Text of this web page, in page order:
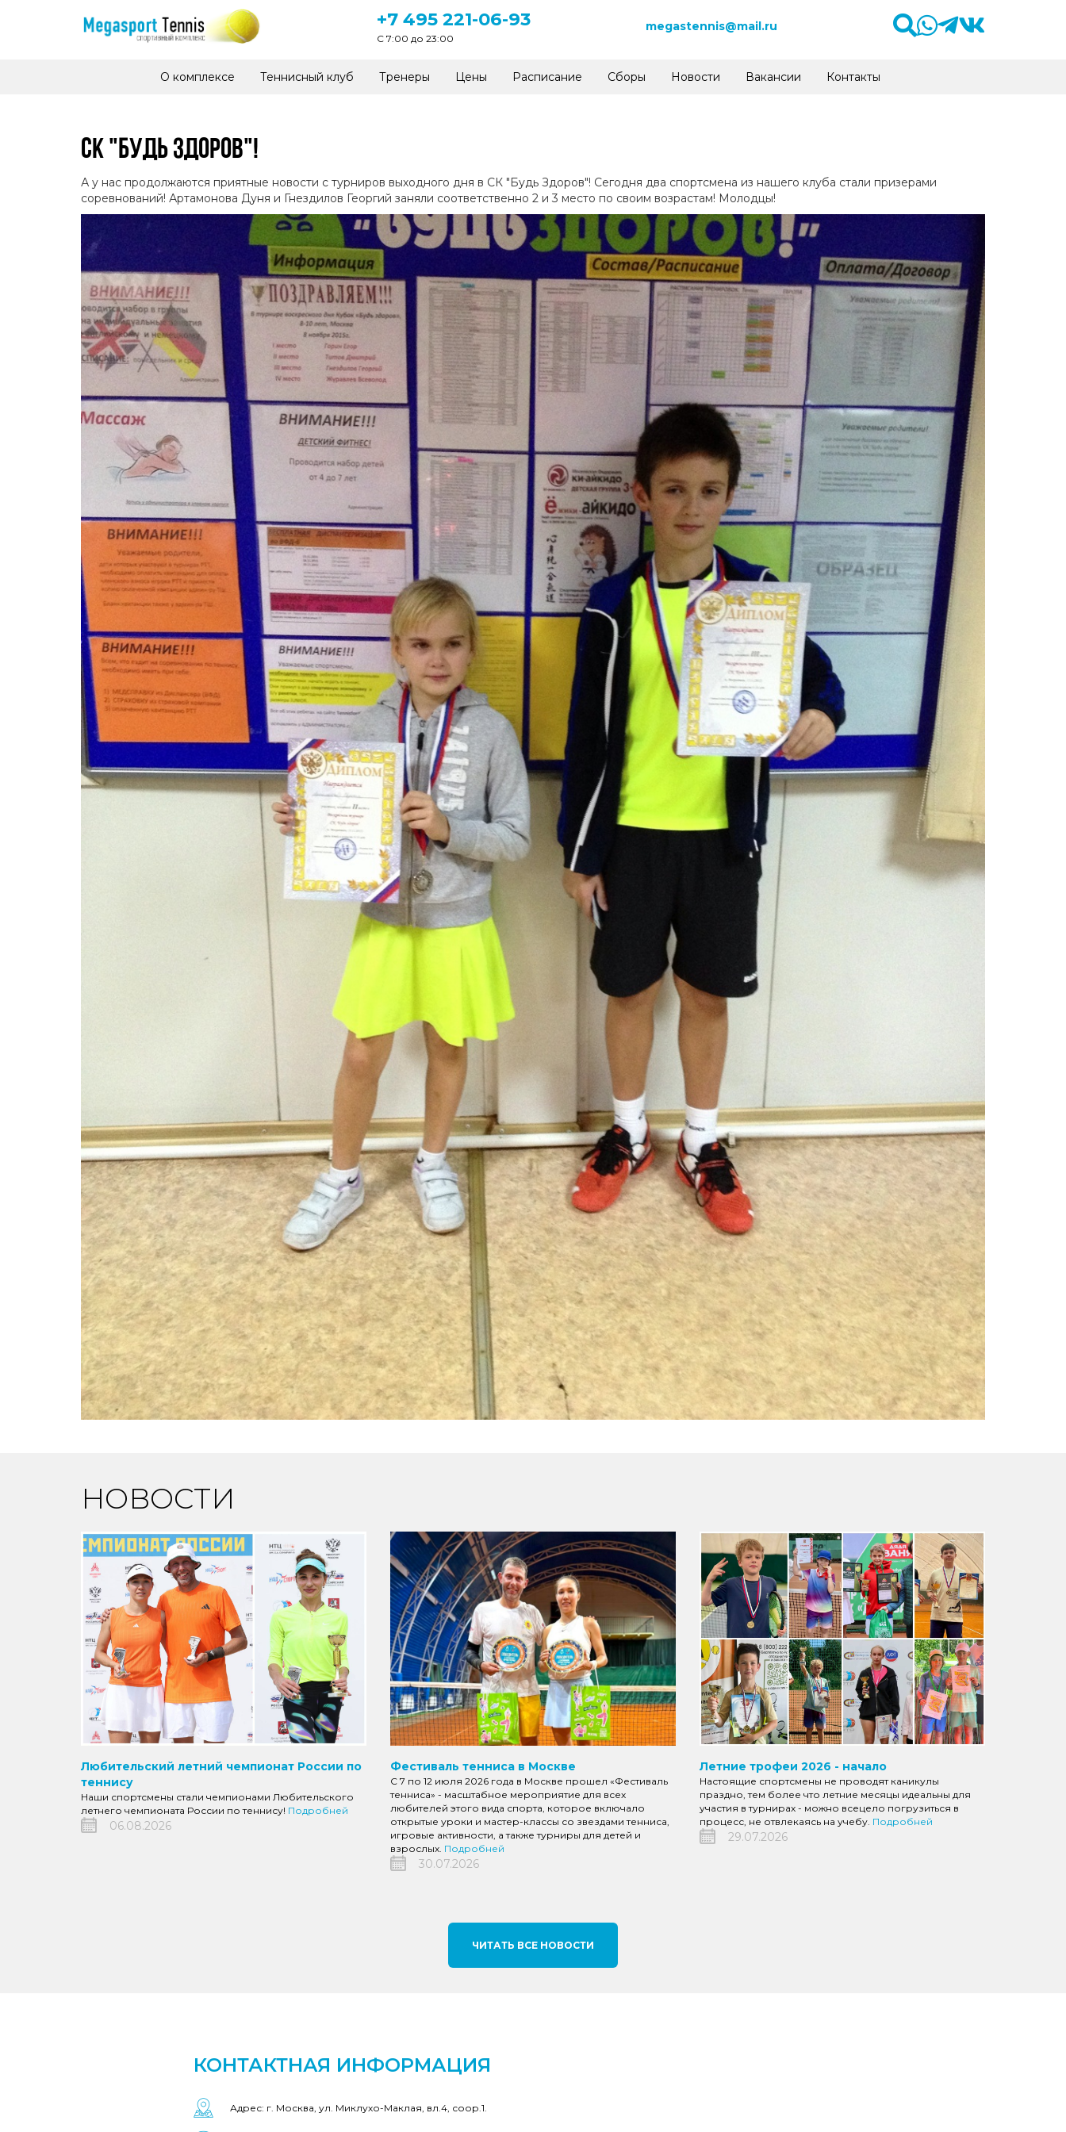
+7 495 221-06-93
C 7:00 до 23:00
megastennis@mail.ru
О комплексе Теннисный клуб Тренеры Цены Расписание Сборы Новости Вакансии Контакты
СК "БУДЬ ЗДОРОВ"!
А у нас продолжаются приятные новости с турниров выходного дня в СК "Будь Здоров"! Сегодня два спортсмена из нашего клуба стали призерами
соревнований! Артамонова Дуня и Гнездилов Георгий заняли соответственно 2 и 3 место по своим возрастам! Молодцы!
НОВОСТИ
Любительский летний чемпионат России по
теннису
Наши спортсмены стали чемпионами Любительского
летнего чемпионата России по теннису! Подробней
06.08.2026
Фестиваль тенниса в Москве
С 7 по 12 июля 2026 года в Москве прошел «Фестиваль
тенниса» - масштабное мероприятие для всех
любителей этого вида спорта, которое включало
открытые уроки и мастер-классы со звездами тенниса,
игровые активности, а также турниры для детей и
взрослых. Подробней
30.07.2026
Летние трофеи 2026 - начало
Настоящие спортсмены не проводят каникулы
праздно, тем более что летние месяцы идеальны для
участия в турнирах - можно всецело погрузиться в
процесс, не отвлекаясь на учебу. Подробней
29.07.2026
ЧИТАТЬ ВСЕ НОВОСТИ
КОНТАКТНАЯ ИНФОРМАЦИЯ
Адрес: г. Москва, ул. Миклухо-Маклая, вл.4, соор.1.